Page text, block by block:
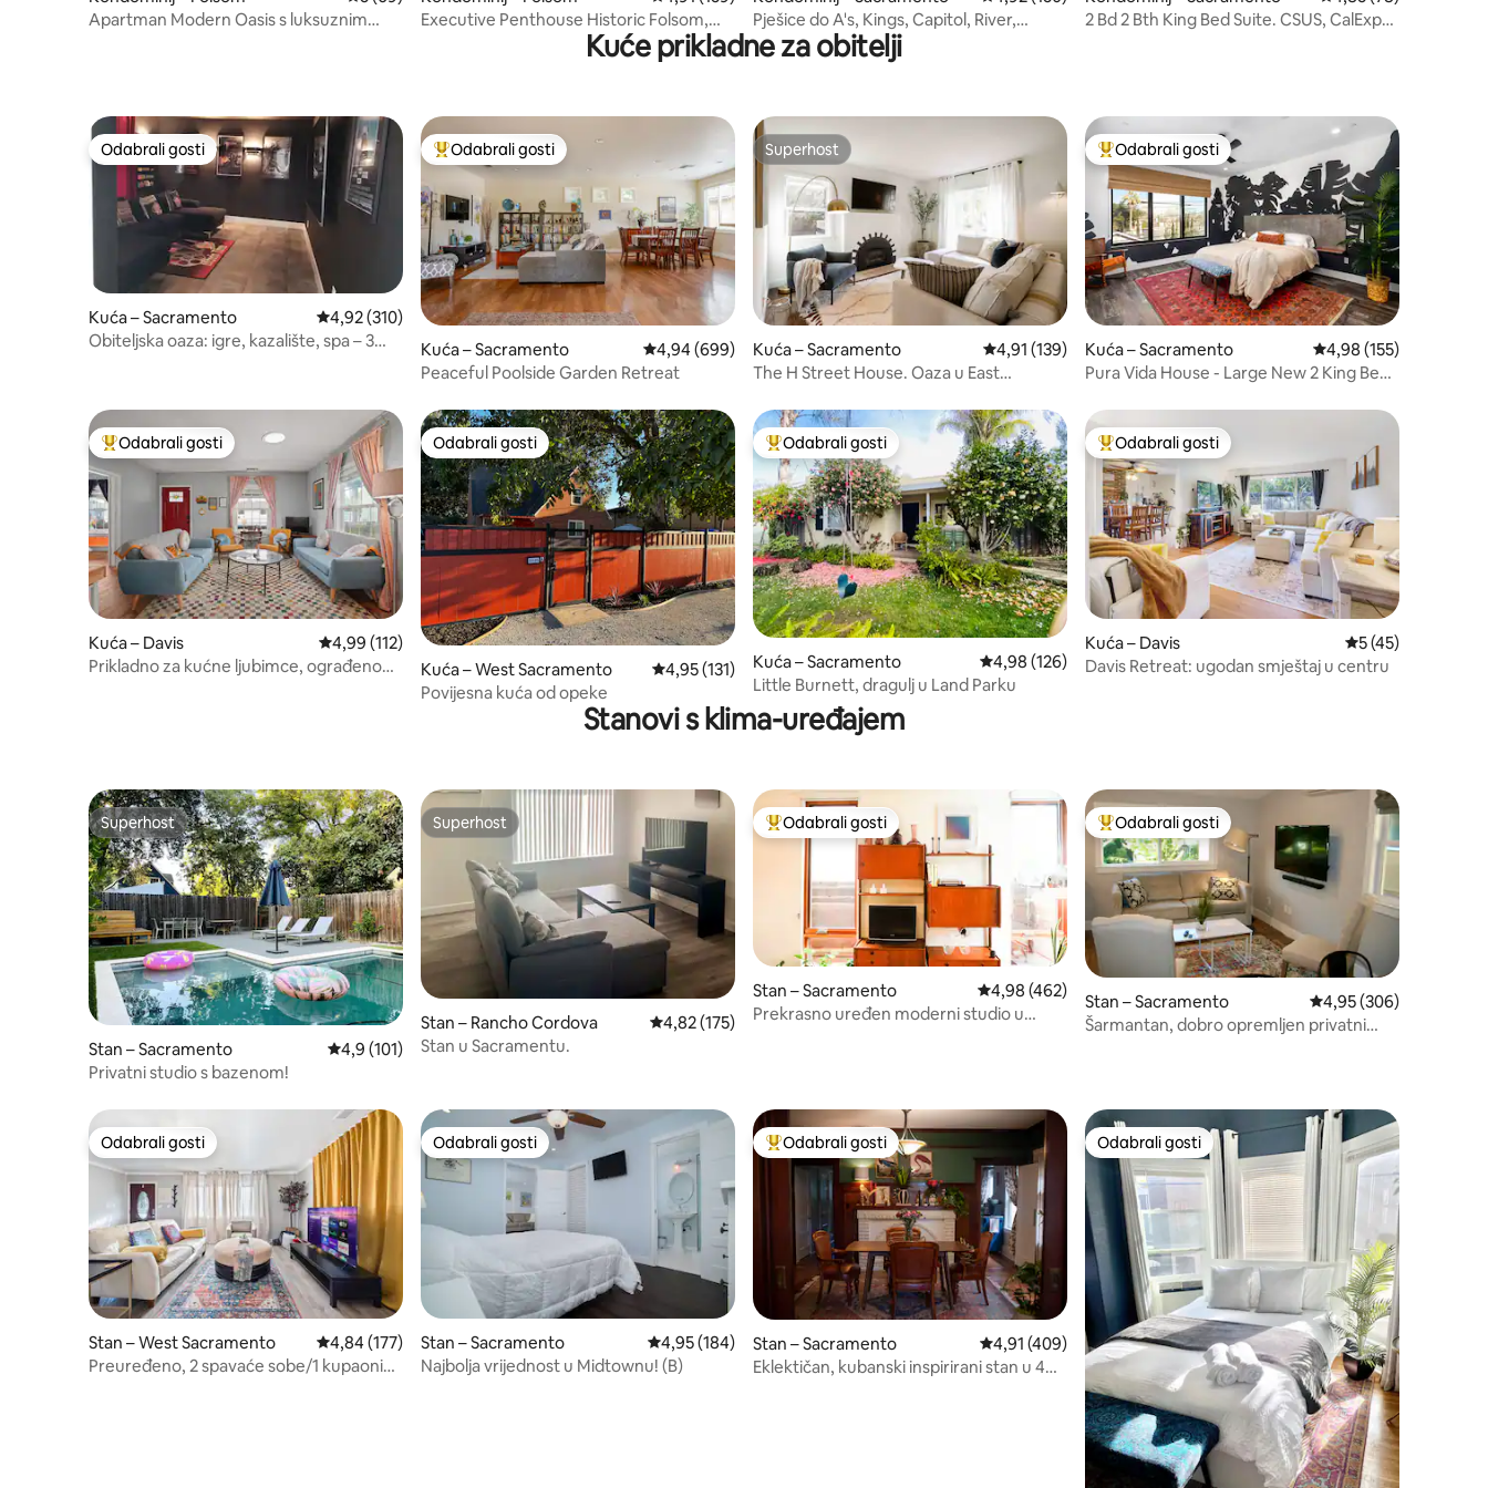
Apartman Modern Oasis s luksuznim
Executive Penthouse Historic Folsom,
Pješice do A's, Kings, Capitol, River,
besplatan parking
2 Bd 2 Bth King Bed Suite. CSUS, CalExpo,
Kuće prikladne za obitelji
Odabrali gosti
Odabrali gosti
Kuća – Sacramento Prosječna ocjena: 4,92/5, recenzija: 310
4,92 (310)
Obiteljska oaza: igre, kazalište, spa – 3
Među najviše rangiranima s oznakom „Odabrali gosti”
Odabrali gosti
Kuća – Sacramento Prosječna ocjena: 4,94/5, recenzija: 699
4,94 (699)
Peaceful Poolside Garden Retreat
Superhost
Superhost
Kuća – Sacramento Prosječna ocjena: 4,91/5, recenzija: 139
4,91 (139)
The H Street House. Oaza u East
Među najviše rangiranima s oznakom „Odabrali gosti”
Odabrali gosti
Kuća – Sacramento Prosječna ocjena:
4,98 (155)
Pura Vida House - Large New 2 King Bed
Među najviše rangiranima s oznakom „Odabrali gosti”
Odabrali gosti
Kuća – Davis Prosječna ocjena: 4,99/5, recenzija: 112
4,99 (112)
Prikladno za kućne ljubimce, ograđeno
Odabrali gosti
Odabrali gosti
Kuća – West Sacramento Prosječna ocjena: 4,95/5, recenzija: 131
4,95 (131)
Povijesna kuća od opeke
Među najviše rangiranima s oznakom „Odabrali gosti”
Odabrali gosti
Kuća – Sacramento Prosječna ocjena: 4,98/5, recenzija: 126
4,98 (126)
Little Burnett, dragulj u Land Parku
Među najviše rangiranima s oznakom „Odabrali gosti”
Odabrali gosti
Kuća – Davis Prosječna ocjena:
5 (45)
Davis Retreat: ugodan smještaj u centru
Stanovi s klima-uređajem
Superhost
Superhost
Stan – Sacramento Prosječna ocjena: 4,9/5, recenzija: 101
4,9 (101)
Privatni studio s bazenom!
Superhost
Superhost
Stan – Rancho Cordova Prosječna ocjena: 4,82/5, recenzija: 175
4,82 (175)
Stan u Sacramentu.
Među najviše rangiranima s oznakom „Odabrali gosti”
Odabrali gosti
Stan – Sacramento Prosječna ocjena: 4,98/5, recenzija: 462
4,98 (462)
Prekrasno uređen moderni studio u
Među najviše rangiranima s oznakom „Odabrali gosti”
Odabrali gosti
Stan – Sacramento Prosječna ocjena:
4,95 (306)
Šarmantan, dobro opremljen privatni
Odabrali gosti
Odabrali gosti
Stan – West Sacramento Prosječna ocjena: 4,84/5, recenzija: 177
4,84 (177)
Preuređeno, 2 spavaće sobe/1 kupaonica
Odabrali gosti
Odabrali gosti
Stan – Sacramento Prosječna ocjena: 4,95/5, recenzija: 184
4,95 (184)
Najbolja vrijednost u Midtownu! (B)
Među najviše rangiranima s oznakom „Odabrali gosti”
Odabrali gosti
Stan – Sacramento Prosječna ocjena: 4,91/5, recenzija: 409
4,91 (409)
Eklektičan, kubanski inspirirani stan u 4
Odabrali gosti
Odabrali gosti